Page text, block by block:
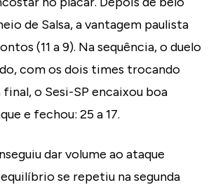
de Salsa, a vantagem paulista
(11 a 9). Na sequência, o duelo
com os dois times trocando
o Sesi-SP encaixou boa
e fechou: 25 a 17.
dar volume ao ataque
se repetiu na segunda